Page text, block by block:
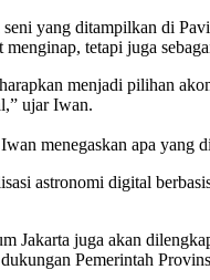
yang ditampilkan di
tetapi juga
menjadi pilihan
ujar Iwan.
menegaskan apa
astronomi digital
Jakarta juga akan
Pemerintah